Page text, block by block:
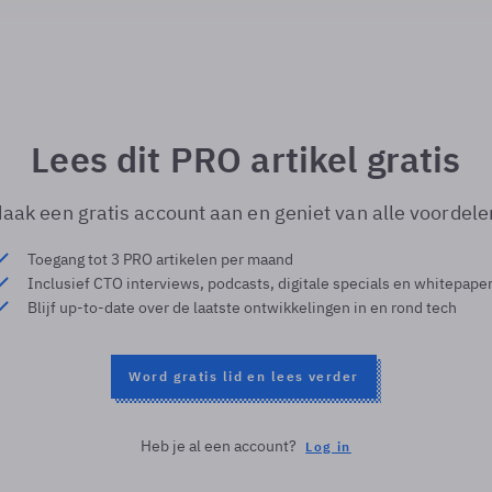
Lees dit PRO artikel gratis
een gratis account aan en geniet van alle
Toegang tot 3 PRO artikelen per maand
Inclusief CTO interviews, podcasts, digitale specials en
Blijf up-to-date over de laatste ontwikkelingen in en rond tech
Word gratis lid en lees verder
Heb je al een account? Log in